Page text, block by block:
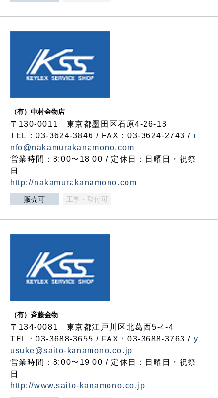
（有）中村金物店
〒130-0011 東京都墨田区石原4-26-13
TEL：03-3624-3846 / FAX：03-3624-2743 / i
nfo@nakamurakanamono.com
営業時間：8:00〜18:00 / 定休日：日曜日・祝祭
日
http://nakamurakanamono.com
販売可 工事・取付可
（有）斉藤金物
〒134-0081 東京都江戸川区北葛西5-4-4
TEL：03-3688-3655 / FAX：03-3688-3763 / y
usuke@saito-kanamono.co.jp
営業時間：8:00〜19:00 / 定休日：日曜日・祝祭
日
http://www.saito-kanamono.co.jp